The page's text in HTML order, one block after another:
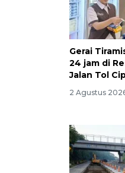
Gerai
24 jam di
Jalan Tol
2 Agustus